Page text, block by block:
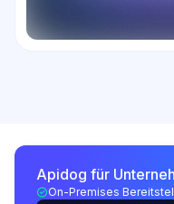
Apidog für
On-Premises